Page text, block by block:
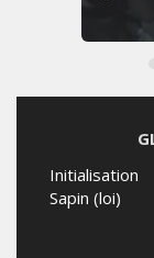
Initialisation
Sapin (loi)